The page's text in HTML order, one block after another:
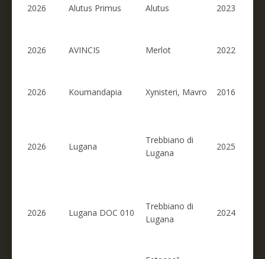
2026 Alutus Primus Alutus 2023
2026 AVINCIS Merlot 2022
2026 Koumandapia Xynisteri, Mavro 2016
2026 Lugana
Trebbiano di
Lugana
2025
2026 Lugana DOC 010
Trebbiano di
Lugana
2024